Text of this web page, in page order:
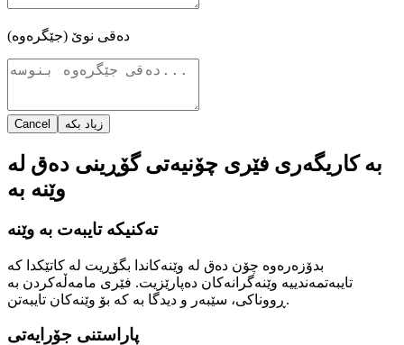
دەقی نوێ (جێگرەوە)
Cancel زیاد بکە
بە کاریگەری فێری چۆنیەتی گۆڕینی دەق لە
وێنە بە
تەکنیکە تایبەت بە وێنە
بدۆزەرەوە چۆن دەق لە وێنەکاندا بگۆڕیت لە کاتێکدا کە
تایبەتمەندییە وێنەگرانەکان دەپارێزیت. فێری مامەڵەکردن بە
ڕووناکی، سێبەر و دیدگا بە کە بۆ وێنەکان تایبەتن.
پاراستنی جۆرایەتی